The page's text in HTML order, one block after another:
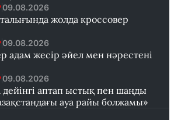
09.08.2026
жолда кроссовер
09.08.2026
адам жесір әйел мен нәрестені
09.08.2026
дейінгі аптап ыстық пен шаңды
ауа райы болжамы»